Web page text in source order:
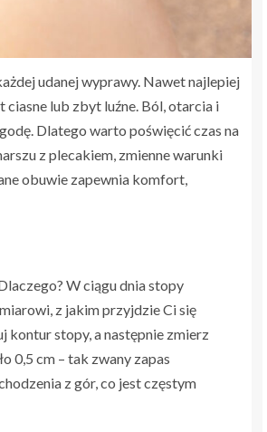
udanej wyprawy. Nawet najlepiej
lub zbyt luźne. Ból, otarcia i
Dlatego warto poświęcić czas na
z plecakiem, zmienne warunki
obuwie zapewnia komfort,
W ciągu dnia stopy
z jakim przyjdzie Ci się
kontur stopy, a następnie zmierz
0,5 cm – tak zwany zapas
z gór, co jest częstym